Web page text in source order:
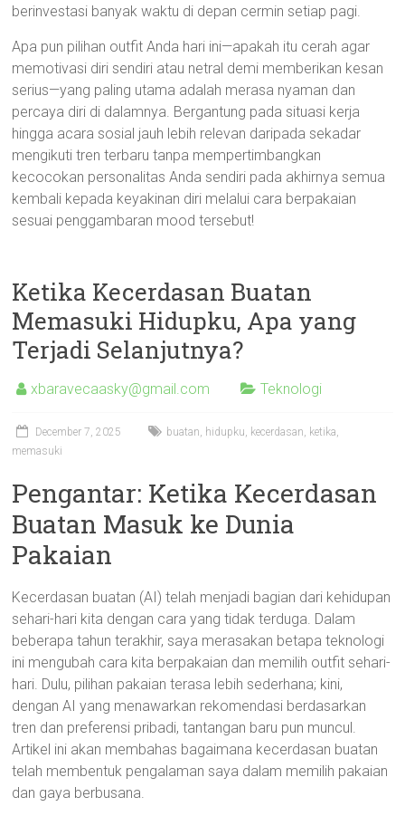
berinvestasi banyak waktu di depan cermin setiap pagi.
Apa pun pilihan outfit Anda hari ini—apakah itu cerah agar
memotivasi diri sendiri atau netral demi memberikan kesan
serius—yang paling utama adalah merasa nyaman dan
percaya diri di dalamnya. Bergantung pada situasi kerja
hingga acara sosial jauh lebih relevan daripada sekadar
mengikuti tren terbaru tanpa mempertimbangkan
kecocokan personalitas Anda sendiri pada akhirnya semua
kembali kepada keyakinan diri melalui cara berpakaian
sesuai penggambaran mood tersebut!
Ketika Kecerdasan Buatan
Memasuki Hidupku, Apa yang
Terjadi Selanjutnya?
xbaravecaasky@gmail.com Teknologi
December 7, 2025 buatan, hidupku, kecerdasan, ketika,
memasuki
Pengantar: Ketika Kecerdasan
Buatan Masuk ke Dunia
Pakaian
Kecerdasan buatan (AI) telah menjadi bagian dari kehidupan
sehari-hari kita dengan cara yang tidak terduga. Dalam
beberapa tahun terakhir, saya merasakan betapa teknologi
ini mengubah cara kita berpakaian dan memilih outfit sehari-
hari. Dulu, pilihan pakaian terasa lebih sederhana; kini,
dengan AI yang menawarkan rekomendasi berdasarkan
tren dan preferensi pribadi, tantangan baru pun muncul.
Artikel ini akan membahas bagaimana kecerdasan buatan
telah membentuk pengalaman saya dalam memilih pakaian
dan gaya berbusana.